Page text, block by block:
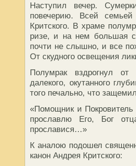
Наступил вечер.
повечерию. Всей
Критского. В храме
ризе, и на нем большая
почти не слышно, и все
От скудного освещения
Полумрак вздрогнул от
далекого, окутанного
того печально, что
«Помощник и
прославлю Его, Бог
прославися…»
К аналою подошел
канон Андрея Критского: